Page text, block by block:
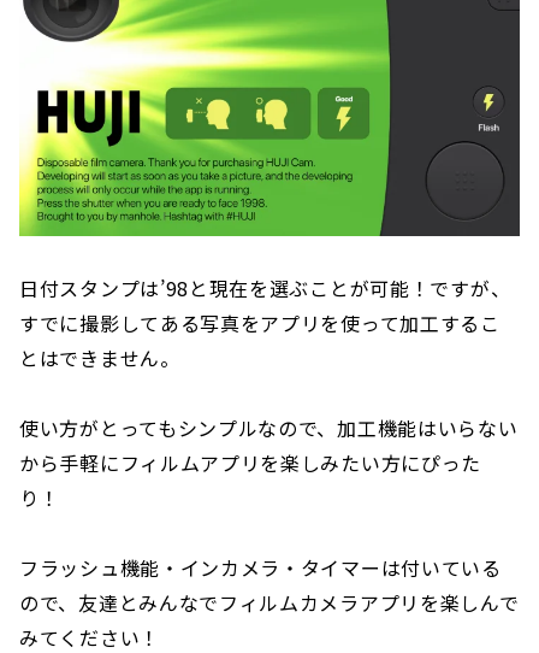
日付スタンプは’98と現在を選ぶことが可能！ですが、
すでに撮影してある写真をアプリを使って加工するこ
とはできません。
使い方がとってもシンプルなので、加工機能はいらない
から手軽にフィルムアプリを楽しみたい方にぴった
り！
フラッシュ機能・インカメラ・タイマーは付いている
ので、友達とみんなでフィルムカメラアプリを楽しんで
みてください！